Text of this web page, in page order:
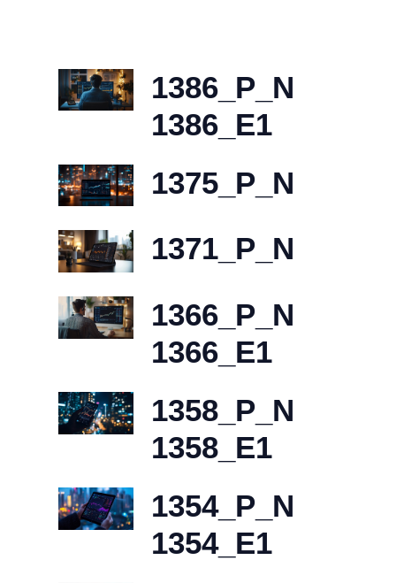
1386_P_N
1386_E1
1375_P_N
1371_P_N
1366_P_N
1366_E1
1358_P_N
1358_E1
1354_P_N
1354_E1